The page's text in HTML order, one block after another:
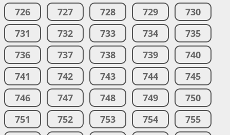
726
727 728 729
730
731
732 733 734
735
736
737 738 739
740
741
742 743 744
745
746
747 748 749
750
751
752 753 754
755